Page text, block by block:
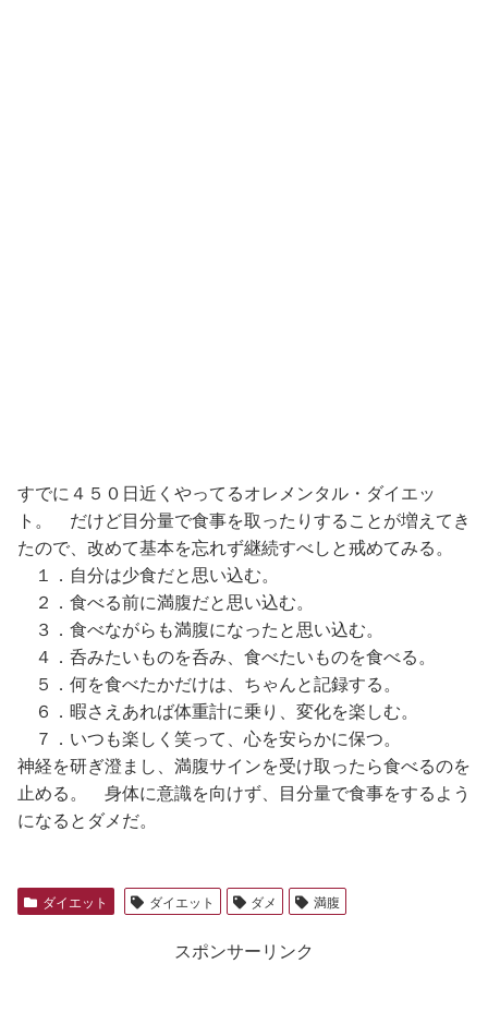
すでに４５０日近くやってるオレメンタル・ダイエッ
ト。 だけど目分量で食事を取ったりすることが増えてき
たので、改めて基本を忘れず継続すべしと戒めてみる。
１．自分は少食だと思い込む。
２．食べる前に満腹だと思い込む。
３．食べながらも満腹になったと思い込む。
４．呑みたいものを呑み、食べたいものを食べる。
５．何を食べたかだけは、ちゃんと記録する。
６．暇さえあれば体重計に乗り、変化を楽しむ。
７．いつも楽しく笑って、心を安らかに保つ。
神経を研ぎ澄まし、満腹サインを受け取ったら食べるのを
止める。 身体に意識を向けず、目分量で食事をするよう
になるとダメだ。
ダイエット ダイエット ダメ 満腹
スポンサーリンク